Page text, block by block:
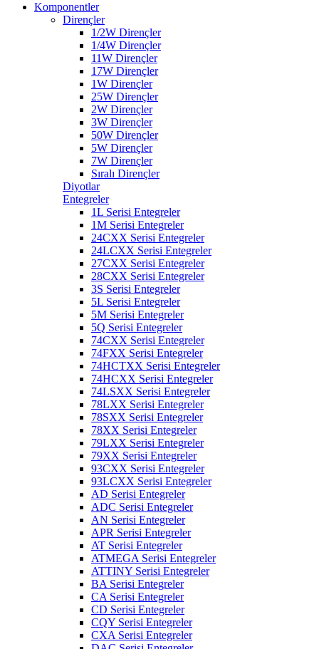
Komponentler
Dirençler
1/2W Dirençler
1/4W Dirençler
11W Dirençler
17W Dirençler
1W Dirençler
25W Dirençler
2W Dirençler
3W Dirençler
50W Dirençler
5W Dirençler
7W Dirençler
Sıralı Dirençler
Diyotlar
Entegreler
1L Serisi Entegreler
1M Serisi Entegreler
24CXX Serisi Entegreler
24LCXX Serisi Entegreler
27CXX Serisi Entegreler
28CXX Serisi Entegreler
3S Serisi Entegreler
5L Serisi Entegreler
5M Serisi Entegreler
5Q Serisi Entegreler
74CXX Serisi Entegreler
74FXX Serisi Entegreler
74HCTXX Serisi Entegreler
74HCXX Serisi Entegreler
74LSXX Serisi Entegreler
78LXX Serisi Entegreler
78SXX Serisi Entegreler
78XX Serisi Entegreler
79LXX Serisi Entegreler
79XX Serisi Entegreler
93CXX Serisi Entegreler
93LCXX Serisi Entegreler
AD Serisi Entegreler
ADC Serisi Entegreler
AN Serisi Entegreler
APR Serisi Entegreler
AT Serisi Entegreler
ATMEGA Serisi Entegreler
ATTINY Serisi Entegreler
BA Serisi Entegreler
CA Serisi Entegreler
CD Serisi Entegreler
CQY Serisi Entegreler
CXA Serisi Entegreler